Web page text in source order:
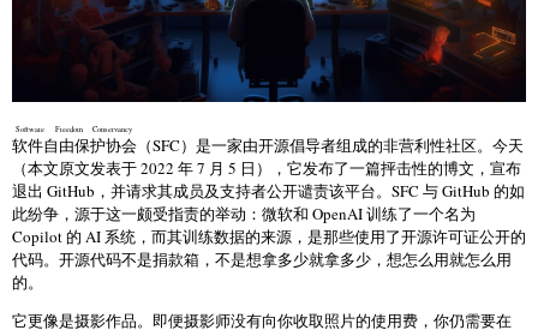
软件自由保护协会
Software Freedom Conservancy
（SFC）是一家由开源倡导者组成的非营利性社区。今天
（本文原文发表于 2022 年 7 月 5 日），它发布了一篇抨击性的博文，宣布
退出 GitHub，并请求其成员及支持者公开谴责该平台。SFC 与 GitHub 的如
此纷争，源于这一颇受指责的举动：微软和 OpenAI 训练了一个名为
Copilot 的 AI 系统，而其训练数据的来源，是那些使用了开源许可证公开的
代码。开源代码不是捐款箱，不是想拿多少就拿多少，想怎么用就怎么用
的。
它更像是摄影作品。即便摄影师没有向你收取照片的使用费，你仍需要在